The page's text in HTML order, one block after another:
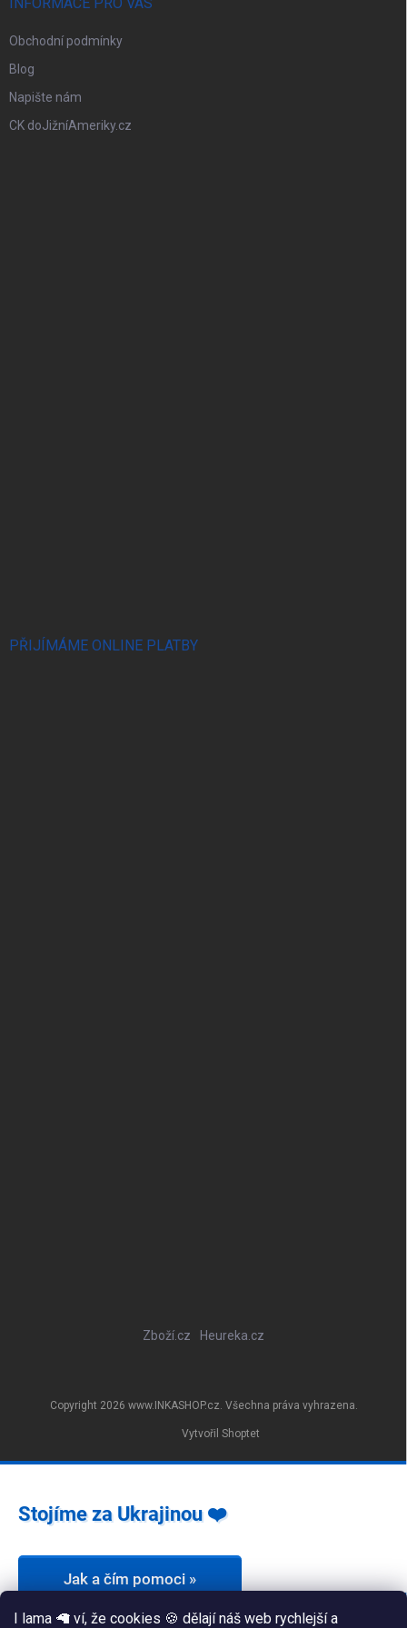
I lama 🦙 ví, že cookies 🍪 dělají náš web rychlejší a
INFORMACE PRO VÁS
Obchodní podmínky
Blog
Napište nám
CK doJižníAmeriky.cz
PŘIJÍMÁME ONLINE PLATBY
Zboží.cz Heureka.cz
Vytvořil Shoptet
Copyright 2026 www.INKASHOP.cz. Všechna práva vyhrazena.
Stojíme za Ukrajinou ❤️
Jak a čím pomoci »